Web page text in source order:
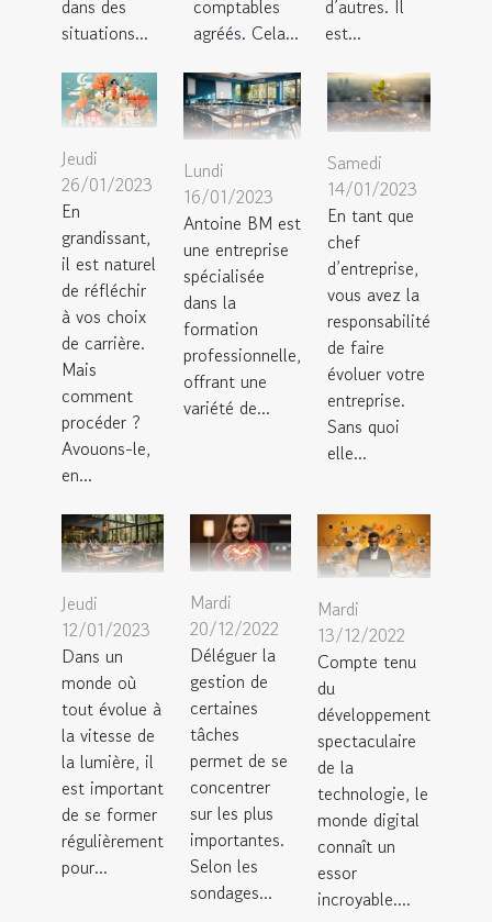
dans des
situations...
comptables
agréés. Cela...
d’autres. Il
est...
Jeudi
26/01/2023
En
grandissant,
il est naturel
de réfléchir
à vos choix
de carrière.
Mais
comment
procéder ?
Avouons-le,
en...
Lundi
16/01/2023
Antoine BM est
une entreprise
spécialisée
dans la
formation
professionnelle,
offrant une
variété de...
Samedi
14/01/2023
En tant que
chef
d’entreprise,
vous avez la
responsabilité
de faire
évoluer votre
entreprise.
Sans quoi
elle...
Jeudi
12/01/2023
Dans un
monde où
tout évolue à
la vitesse de
la lumière, il
est important
de se former
régulièrement
pour...
Mardi
20/12/2022
Déléguer la
gestion de
certaines
tâches
permet de se
concentrer
sur les plus
importantes.
Selon les
sondages...
Mardi
13/12/2022
Compte tenu
du
développement
spectaculaire
de la
technologie, le
monde digital
connaît un
essor
incroyable....